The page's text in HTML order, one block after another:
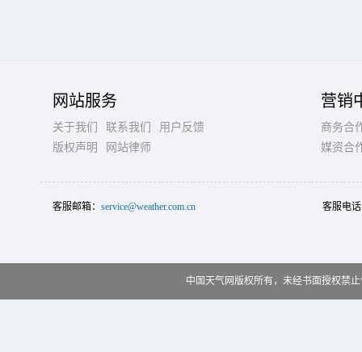
网站服务
关于我们 联系我们
用户反馈
版权声明
网站律师
营销
商务合
媒资合
客服邮箱： service@weather.com.cn 客服电
中国天气网版权所有，未经书面授权